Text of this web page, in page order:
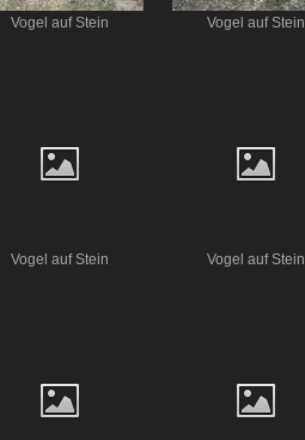
Vogel auf Stein Vogel auf Stein
Vogel auf Stein Vogel auf Stein